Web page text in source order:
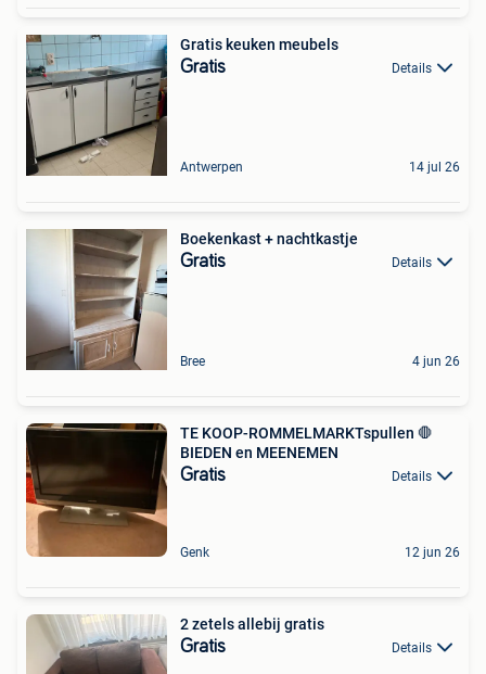
Gratis keuken meubels
Gratis Details
Antwerpen 14 jul 26
Boekenkast + nachtkastje
Gratis Details
Bree 4 jun 26
TE KOOP-ROMMELMARKTspullen 🛑
BIEDEN en MEENEMEN
Gratis Details
Genk 12 jun 26
2 zetels allebij gratis
Gratis Details